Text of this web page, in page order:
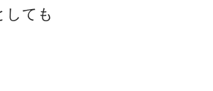
しても